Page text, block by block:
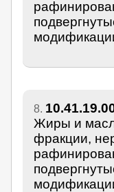
8.
Жиры и
фракции,